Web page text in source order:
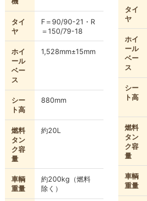
タイ
ヤ
F＝90/90-21・R
＝150/79-18
ホイ
ール
ベー
ス
1,528mm±15mm
シー
ト高
880mm
燃料
タン
ク容
量
約20L
車輌
重量
約200kg（燃料
除く）
タイ
ヤ
ホイ
ール
ベー
ス
シー
ト高
燃料
タン
ク容
量
車輌
重量